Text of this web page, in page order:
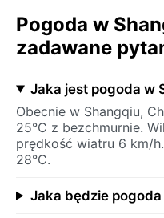
Pogoda w
zadawane
Jaka jest pogoda w
Obecnie w Shangqiu,
25°C z bezchmurnie.
prędkość wiatru 6 km/
28°C.
Jaka będzie